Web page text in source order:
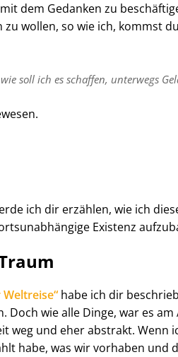
dem Gedanken zu
wollen, so wie ich, kommst
soll ich es schaffen, unterwegs
ich dir erzählen, wie ich
Existenz
Weltreise“ habe ich dir
wie alle Dinge, war es
weg und eher abstrakt. Wenn
habe, was wir vorhaben und